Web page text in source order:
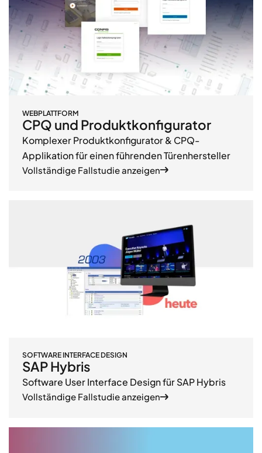
WEBPLATTFORM
CPQ und Produktkonfigurator
Komplexer Produktkonfigurator & CPQ-
Applikation für einen führenden Türenhersteller
Vollständige Fallstudie anzeigen
SOFTWARE INTERFACE DESIGN
SAP Hybris
Software User Interface Design für SAP Hybris
Vollständige Fallstudie anzeigen